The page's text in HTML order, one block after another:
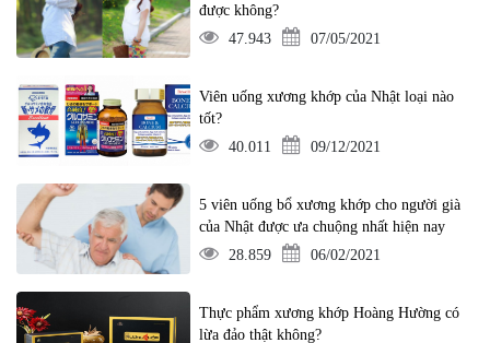
được không?
47.943
07/05/2021
Viên uống xương khớp của Nhật loại nào
tốt?
40.011
09/12/2021
5 viên uống bổ xương khớp cho người già
của Nhật được ưa chuộng nhất hiện nay
28.859
06/02/2021
Thực phẩm xương khớp Hoàng Hường có
lừa đảo thật không?